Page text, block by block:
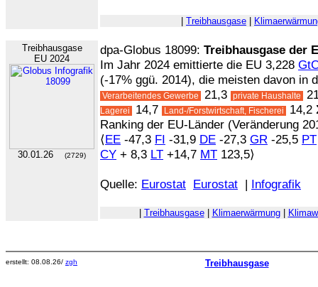
Treibhausgase
Treibhausgase
EU 2024
30.01.26 (2729)
dpa-Globus 18099: Treibhausgase der
Im Jahr 2024 emittierte die EU 3,228
(-17% ggü. 2014), die meisten davon in
Verarbeitendes Gewerbe 21,3 private Haushalte
Lagerei 14,7 Land-/Forstwirtschaft, Fischerei
14,2
Ranking der EU-Länder (Veränderung
⟨EE -47,3 FI -31,9 DE -27,3 GR -25,5 PT
CY + 8,3 LT +14,7 MT 123,5⟩
Quelle: Eurostat Eurostat | Infografik
Treibhausgase| Klimaerwärmung|
erstellt: 08.08.26/ zgh Treibhausgase